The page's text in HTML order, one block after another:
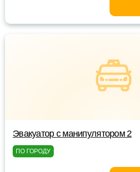
Эвакуатор с манипулятором 2
ПО ГОРОДУ